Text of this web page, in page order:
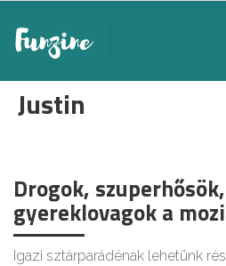
Justin
Drogok,
gyereklovagok a
Igazi sztárparádénak lehetünk